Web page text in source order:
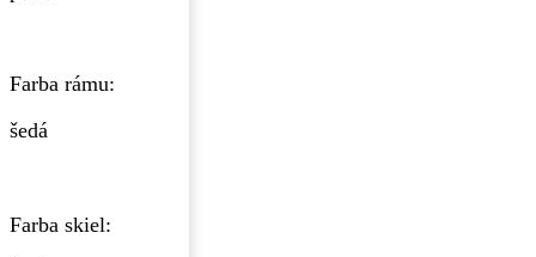
Farba rámu:
šedá
Farba skiel: